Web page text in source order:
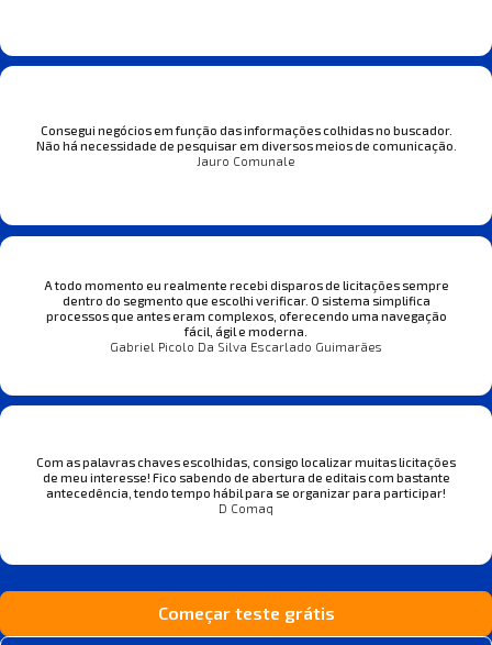
Consegui negócios em função das informações colhidas no buscador.
Não há necessidade de pesquisar em diversos meios de comunicação.
Jauro Comunale
A todo momento eu realmente recebi disparos de licitações sempre
dentro do segmento que escolhi verificar. O sistema simplifica
processos que antes eram complexos, oferecendo uma navegação
fácil, ágil e moderna.
Gabriel Picolo Da Silva Escarlado Guimarães
Com as palavras chaves escolhidas, consigo localizar muitas licitações
de meu interesse! Fico sabendo de abertura de editais com bastante
antecedência, tendo tempo hábil para se organizar para participar!
D Comaq
Começar teste grátis